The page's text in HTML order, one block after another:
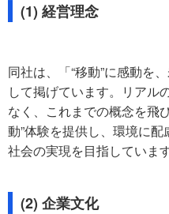
(1) 経営理念
同社は、「“移動”に感動を
して掲げています。リアル
なく、これまでの概念を飛
動”体験を提供し、環境に
社会の実現を目指しています
(2) 企業文化